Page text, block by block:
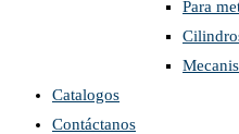
Para
Catalogos
Contáctanos